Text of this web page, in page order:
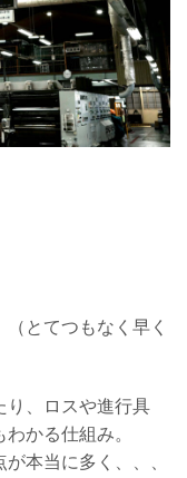
とてつもなく早く
り、ロスや進行具
かる仕組み。
本当に多く、、、